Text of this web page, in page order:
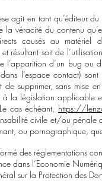
agit en tant qu’éditeur
la véracité du contenu
causés au matériel
et résultant soit de
l’apparition d’un bug ou
l’espace contact)
de supprimer, sans mise
à la législation applicable
cas échéant, https://
civile et/ou pénale
ou pornographique,
des réglementations
dans l’Economie
sur la Protection des